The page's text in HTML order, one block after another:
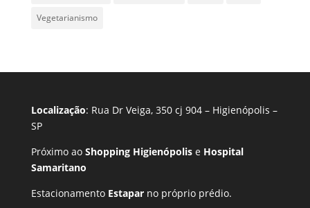
Vegetarianismo
Localização: Rua Dr Veiga, 350 cj 904 – Higienópolis –
SP
Próximo ao Shopping Higienópolise Hospital
Samaritano
Estacionamento Estaparno próprio prédio.